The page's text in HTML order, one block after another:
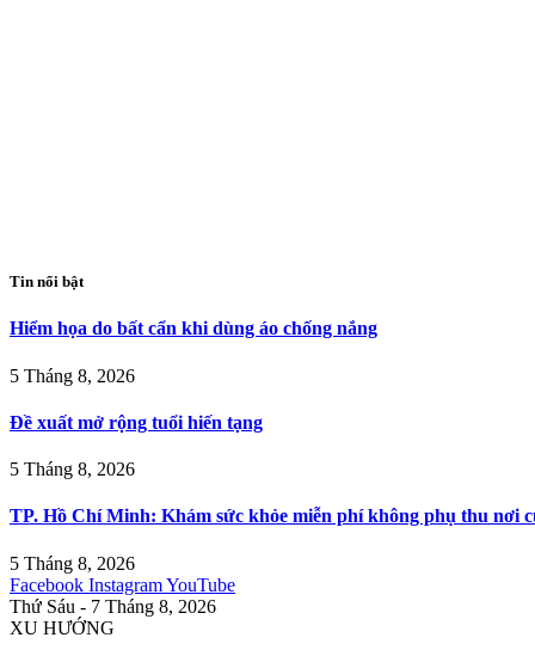
Tin nổi bật
Hiểm họa do bất cẩn khi dùng áo chống nắng
5 Tháng 8, 2026
Đề xuất mở rộng tuổi hiến tạng
5 Tháng 8, 2026
TP. Hồ Chí Minh: Khám sức khỏe miễn phí không phụ thu nơi
5 Tháng 8, 2026
Facebook InstagramYouTube
Thứ Sáu - 7 Tháng 8, 2026
XU HƯỚNG